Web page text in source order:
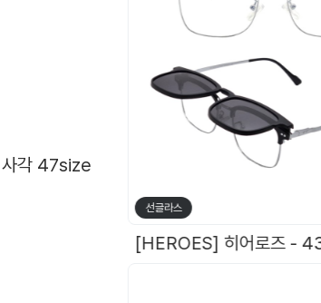
각 47size
선글라스